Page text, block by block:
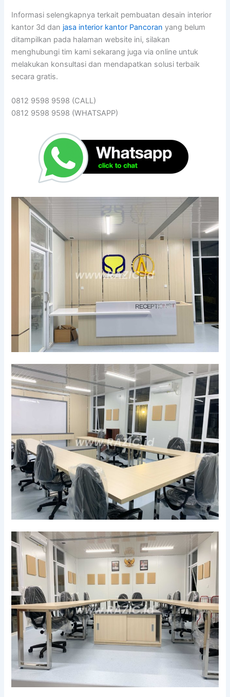
Informasi selengkapnya terkait pembuatan desain interior
kantor 3d dan jasa interior kantor Pancoran yang belum
ditampilkan pada halaman website ini, silakan
menghubungi tim kami sekarang juga via online untuk
melakukan konsultasi dan mendapatkan solusi terbaik
secara gratis.
0812 9598 9598 (CALL)
0812 9598 9598 (WHATSAPP)